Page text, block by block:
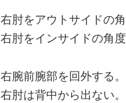
右肘をアウトサイドの
右肘をインサイドの角
右腕前腕部を回外する。
右肘は背中から出ない。